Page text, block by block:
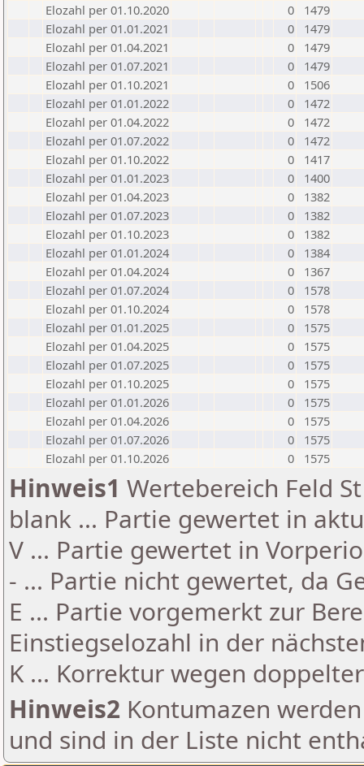
Elozahl per 01.10.2020
0
1479
Elozahl per 01.01.2021
0
1479
Elozahl per 01.04.2021
0
1479
Elozahl per 01.07.2021
0
1479
Elozahl per 01.10.2021
0
1506
Elozahl per 01.01.2022
0
1472
Elozahl per 01.04.2022
0
1472
Elozahl per 01.07.2022
0
1472
Elozahl per 01.10.2022
0
1417
Elozahl per 01.01.2023
0
1400
Elozahl per 01.04.2023
0
1382
Elozahl per 01.07.2023
0
1382
Elozahl per 01.10.2023
0
1382
Elozahl per 01.01.2024
0
1384
Elozahl per 01.04.2024
0
1367
Elozahl per 01.07.2024
0
1578
Elozahl per 01.10.2024
0
1578
Elozahl per 01.01.2025
0
1575
Elozahl per 01.04.2025
0
1575
Elozahl per 01.07.2025
0
1575
Elozahl per 01.10.2025
0
1575
Elozahl per 01.01.2026
0
1575
Elozahl per 01.04.2026
0
1575
Elozahl per 01.07.2026
0
1575
Elozahl per 01.10.2026
0 1575
Hinweis1 Wertebereich Feld
blank ... Partie gewertet in
V ... Partie gewertet in
- ... Partie nicht gewertet, da
E ... Partie vorgemerkt zur
Einstiegselozahl in der
K ... Korrektur wegen
Hinweis2 Kontumazen
und sind in der Liste nicht